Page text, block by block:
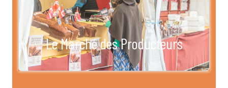
Le Marché des Producteurs